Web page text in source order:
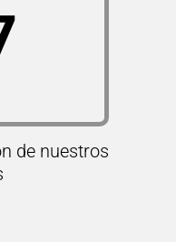
de nuestros